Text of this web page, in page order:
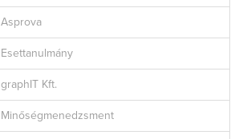
Asprova
Esettanulmány
graphIT Kft.
Minőségmenedzsment